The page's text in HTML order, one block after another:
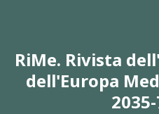
RiMe. Rivista
dell'Europa